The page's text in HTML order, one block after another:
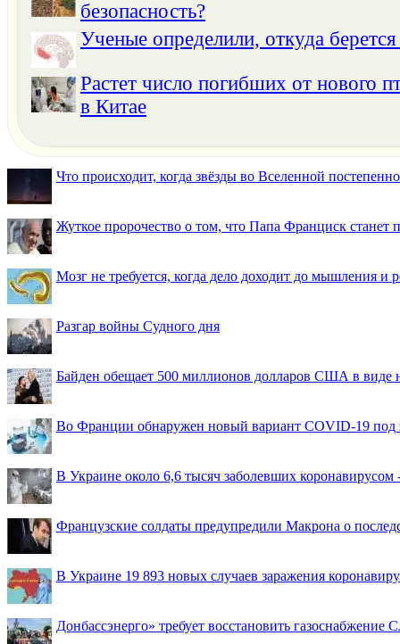
безопасность?
Ученые определили, откуда берется
Растет число погибших от нового
в Китае
Что происходит, когда звёзды во Вселенной
Жуткое пророчество о том, что Папа Франциск
Мозг не требуется, когда дело доходит до мышления и
Разгар войны Судного дня
Байден обещает 500 миллионов долларов США в
Во Франции обнаружен новый вариант COVID-19 под
В Украине около 6,6 тысяч заболевших коронавирусом
Французские солдаты предупредили Макрона о
В Украине 19 893 новых случаев заражения
Донбассэнерго» требует восстановить газоснабжение